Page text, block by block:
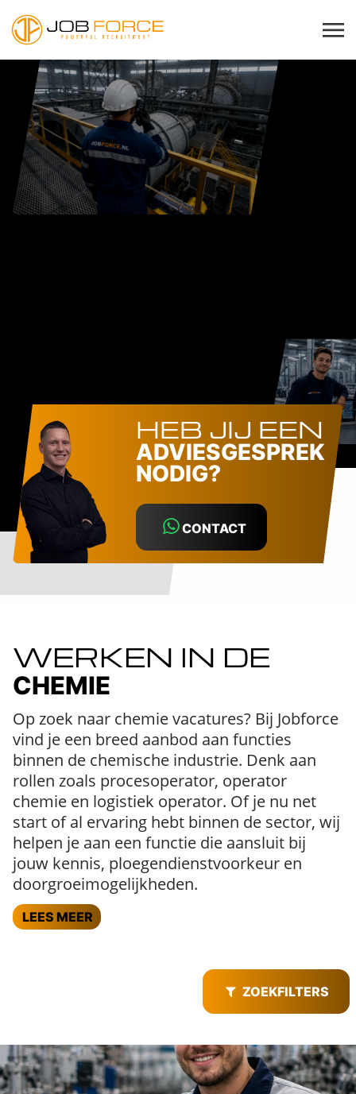
HEB JIJ EEN
ADVIESGESPREK
NODIG?
CONTACT
WERKEN IN DE
CHEMIE
Op zoek naar chemie vacatures? Bij Jobforce
vind je een breed aanbod aan functies
binnen de chemische industrie. Denk aan
rollen zoals procesoperator, operator
chemie en logistiek operator. Of je nu net
start of al ervaring hebt binnen de sector, wij
helpen je aan een functie die aansluit bij
jouw kennis, ploegendienstvoorkeur en
doorgroeimogelijkheden.
LEES MEER
ZOEKFILTERS